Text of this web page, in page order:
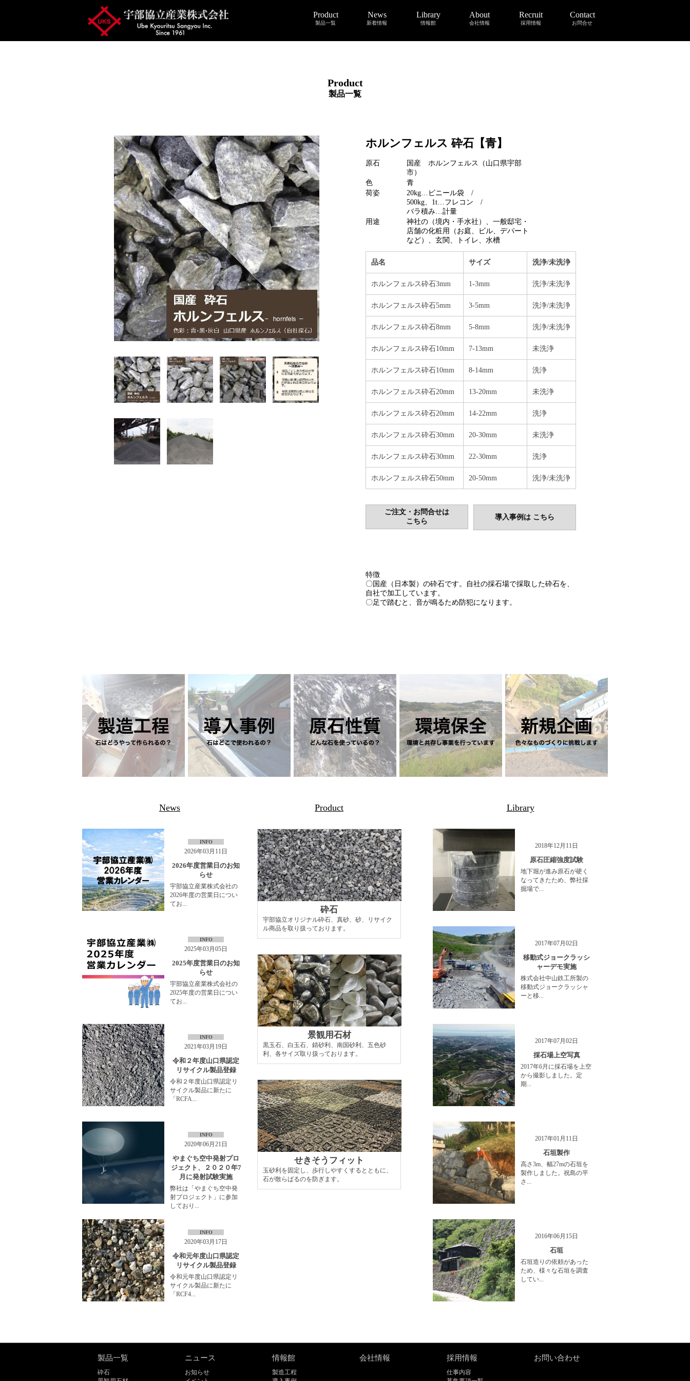
Product
製品一覧
News
新着情報
Library
情報館
About
会社情報
Recruit
採用情報
Contact
お問合せ
Product
製品一覧
ホルンフェルス 砕石【青】
原石
国産 ホルンフェルス（山口県宇部
市）
色
青
荷姿
20kg…ビニール袋 /
500kg、1t…フレコン /
バラ積み…計量
用途
神社の（境内・手水社）、一般邸宅・
店舗の化粧用（お庭、ビル、デパート
など）、玄関、トイレ、水槽
品名 サイズ 洗浄/未洗浄
ホルンフェルス砕石3mm 1-3mm 洗浄/未洗浄
ホルンフェルス砕石5mm 3-5mm 洗浄/未洗浄
ホルンフェルス砕石8mm 5-8mm 洗浄/未洗浄
ホルンフェルス砕石10mm 7-13mm 未洗浄
ホルンフェルス砕石10mm 8-14mm 洗浄
ホルンフェルス砕石20mm 13-20mm 未洗浄
ホルンフェルス砕石20mm 14-22mm 洗浄
ホルンフェルス砕石30mm 20-30mm 未洗浄
ホルンフェルス砕石30mm 22-30mm 洗浄
ホルンフェルス砕石50mm 20-50mm 洗浄/未洗浄
ご注文・お問合せは
こちら
導入事例は こちら
特徴
〇国産（日本製）の砕石です。自社の採石場で採取した砕石を、
自社で加工しています。
〇足で踏むと、音が鳴るため防犯になります。
News
INFO
2026年03月11日
2026年度営業日のお知
らせ
宇部協立産業株式会社の
2026年度の営業日につい
てお...
INFO
2025年03月05日
2025年度営業日のお知
らせ
宇部協立産業株式会社の
2025年度の営業日につい
てお...
INFO
2021年03月19日
令和２年度山口県認定
リサイクル製品登録
令和２年度山口県認定リ
サイクル製品に新たに
「RCFA...
INFO
2020年06月21日
やまぐち空中発射プロ
ジェクト、２０２０年7
月に発射試験実施
弊社は「やまぐち空中発
射プロジェクト」に参加
しており...
INFO
2020年03月17日
令和元年度山口県認定
リサイクル製品登録
令和元年度山口県認定リ
サイクル製品に新たに
「RCF4...
Product
砕石
宇部協立オリジナル砕石、真砂、砂、リサイク
ル商品を取り扱っております。
景観用石材
黒玉石、白玉石、錆砂利、南国砂利、五色砂
利、各サイズ取り扱っております。
せきそうフィット
玉砂利を固定し、歩行しやすくするとともに、
石が散らばるのを防ぎます。
Library
2018年12月11日
原石圧縮強度試験
地下堀が進み原石が硬く
なってきたため、弊社採
掘場で...
2017年07月02日
移動式ジョークラッシ
ャーデモ実施
株式会社中山鉄工所製の
移動式ジョークラッシャ
ーと移...
2017年07月02日
採石場上空写真
2017年6月に採石場を上空
から撮影しました。定
期...
2017年01月11日
石垣製作
高さ3m、幅27mの石垣を
製作しました。祝島の平
さ...
2016年06月15日
石垣
石垣造りの依頼があった
ため、様々な石垣を調査
してい...
製品一覧
砕石
ニュース
お知らせ
情報館
製造工程
会社情報 採用情報
仕事内容
お問い合わせ